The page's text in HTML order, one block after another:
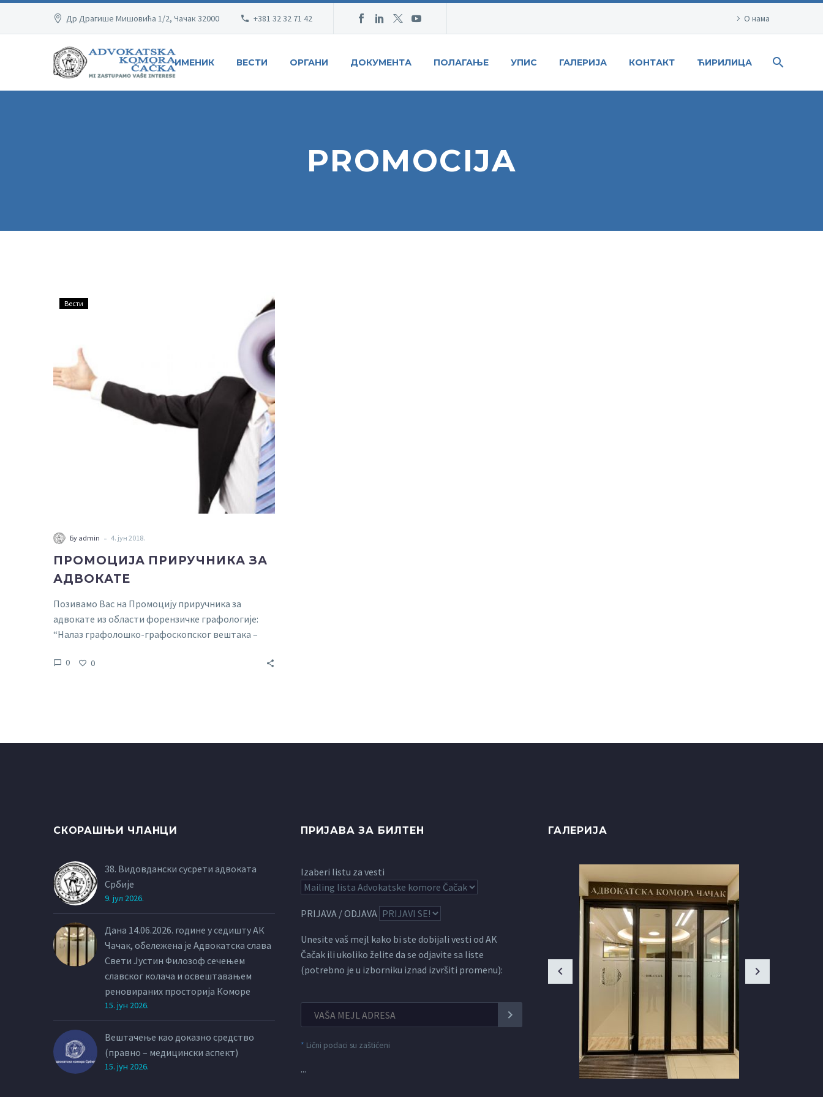
Др Драгише Мишовића 1/2, Чачак 32000 +381 32 32 71 42 О нама
ИМЕНИК ВЕСТИ ОРГАНИ ДОКУМЕНТА ПОЛАГАЊЕ УПИС ГАЛЕРИЈА КОНТАКТ ЋИРИЛИЦА
PROMOCIJA
Вести
Бy admin - 4. јун 2018.
ПРОМОЦИЈА ПРИРУЧНИКА ЗА
АДВОКАТЕ
Позивамо Вас на Промоцију приручника за
адвокате из области форензичке графологије:
“Налаз графолошко-графоскопског вештака –
хрватског правосуђа” која ће се одржати 09.јуна у
0 0
СКОРАШЊИ ЧЛАНЦИ
38. Видовдански сусрети адвоката
Србије
9. јул 2026.
Дана 14.06.2026. године у седишту АК
Чачак, обележена је Адвокатска слава
Свети Јустин Филозоф сечењем
славског колача и освештавањем
реновираних просторија Коморе
15. јун 2026.
Вештачење као доказно средство
(правно – медицински аспект)
15. јун 2026.
ПРИЈАВА ЗА БИЛТЕН
Izaberi listu za vesti
PRIJAVA / ODJAVA
Unesite vaš mejl kako bi ste dobijali vesti od AK
Čačak ili ukoliko želite da se odjavite sa liste
(potrebno je u izborniku iznad izvršiti promenu):
* Lični podaci su zaštićeni
...
ГАЛЕРИЈА